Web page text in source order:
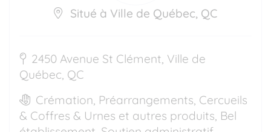
Situé à Ville de Québec, QC
2450 Avenue St Clément, Ville de
Québec, QC
Crémation, Préarrangements, Cercueils
& Coffres & Urnes et autres produits, Bel